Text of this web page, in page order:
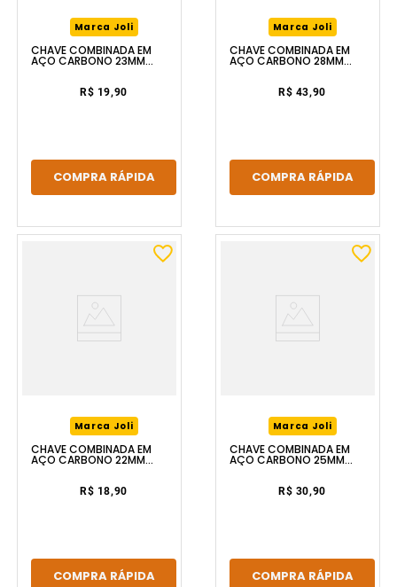
Marca Joli
CHAVE COMBINADA EM
AÇO CARBONO 23MM
FERRAPLUS
R$ 19,90
COMPRA RÁPIDA
Marca Joli
CHAVE COMBINADA EM
AÇO CARBONO 28MM
FERRAPLUS
R$ 43,90
COMPRA RÁPIDA
Marca Joli
CHAVE COMBINADA EM
AÇO CARBONO 22MM
FERRAPLUS
R$ 18,90
COMPRA RÁPIDA
Marca Joli
CHAVE COMBINADA EM
AÇO CARBONO 25MM
FERRAPLUS
R$ 30,90
COMPRA RÁPIDA